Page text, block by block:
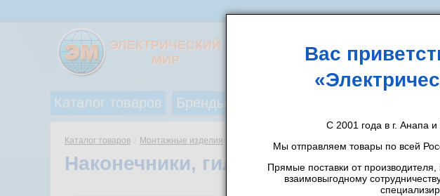
ЭЛЕКТРИЧЕСКИЙ
МИР
Каталог товаров Бренды
Каталог товаров / Монтажные изделия
Наконечники, гильзы
Вас
С 2001 года в г. Анапа
Мы отправляем товары по всей
Прямые поставки от
взаимовыгодному